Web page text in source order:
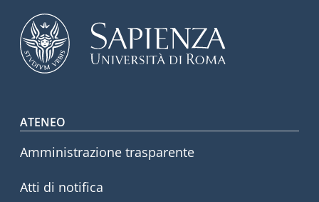
Footer menu
ATENEO
Amministrazione trasparente
Atti di notifica